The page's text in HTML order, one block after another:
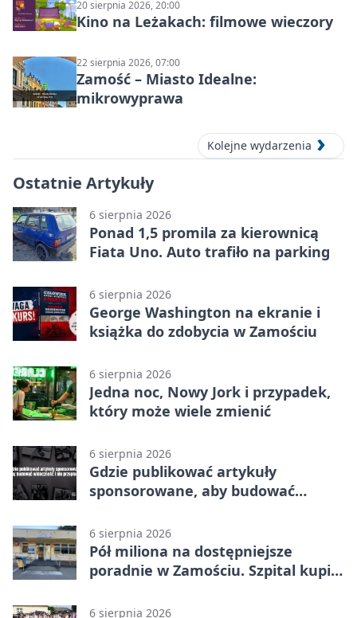
20 sierpnia 2026, 20:00
Kino na Leżakach: filmowe wieczory
22 sierpnia 2026, 07:00
Zamość – Miasto Idealne:
mikrowyprawa
Kolejne wydarzenia
Ostatnie Artykuły
6 sierpnia 2026
Ponad 1,5 promila za kierownicą
Fiata Uno. Auto trafiło na parking
6 sierpnia 2026
George Washington na ekranie i
książka do zdobycia w Zamościu
6 sierpnia 2026
Jedna noc, Nowy Jork i przypadek,
który może wiele zmienić
6 sierpnia 2026
Gdzie publikować artykuły
sponsorowane, aby budować
6 sierpnia 2026
Pół miliona na dostępniejsze
poradnie w Zamościu. Szpital kupi
6 sierpnia 2026